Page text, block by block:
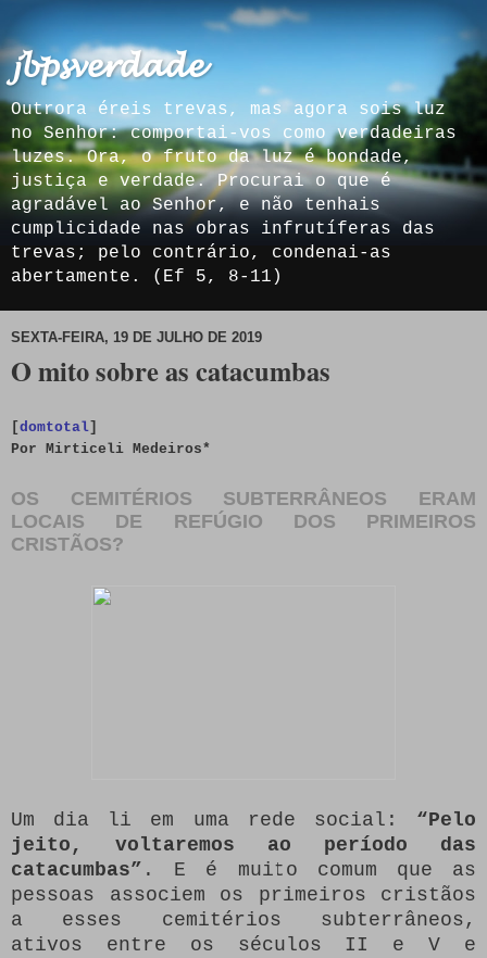
𝓳𝓫𝓹𝓼𝓿𝓮𝓻𝓭𝓪𝓭𝓮
Outrora éreis trevas, mas agora sois luz
no Senhor: comportai-vos como verdadeiras
luzes. Ora, o fruto da luz é bondade,
justiça e verdade. Procurai o que é
agradável ao Senhor, e não tenhais
cumplicidade nas obras infrutíferas das
trevas; pelo contrário, condenai-as
abertamente. (Ef 5, 8-11)
SEXTA-FEIRA, 19 DE JULHO DE 2019
O mito sobre as catacumbas
[domtotal]
Por Mirticeli Medeiros*
OS CEMITÉRIOS SUBTERRÂNEOS ERAM
LOCAIS DE REFÚGIO DOS PRIMEIROS
CRISTÃOS?
Um dia li em uma rede social: “Pelo
jeito, voltaremos ao período das
catacumbas” . E é muito comum que as
pessoas associem os primeiros cristãos
a esses cemitérios subterrâneos,
ativos entre os séculos II e V e